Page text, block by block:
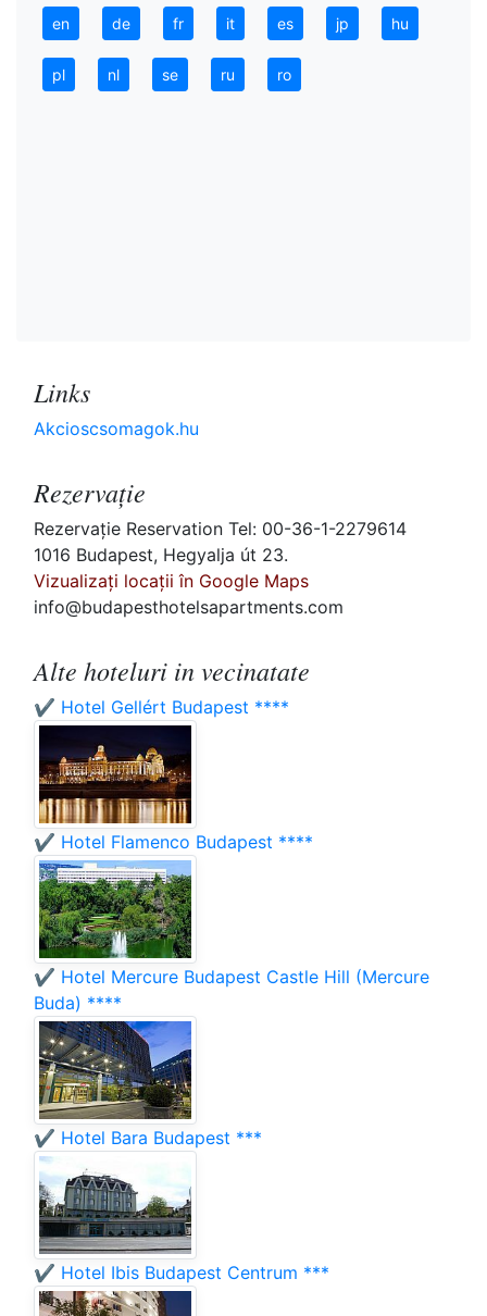
en de fr it es jp hu
pl nl se ru ro
Links
Akcioscsomagok.hu
Rezervaţie
Rezervaţie Reservation Tel: 00-36-1-2279614
1016 Budapest, Hegyalja út 23.
Vizualizați locații în Google Maps
info@budapesthotelsapartments.com
Alte hoteluri in vecinatate
✔️ Hotel Gellért Budapest ****
✔️ Hotel Flamenco Budapest ****
✔️ Hotel Mercure Budapest Castle Hill (Mercure
Buda) ****
✔️ Hotel Bara Budapest ***
✔️ Hotel Ibis Budapest Centrum ***